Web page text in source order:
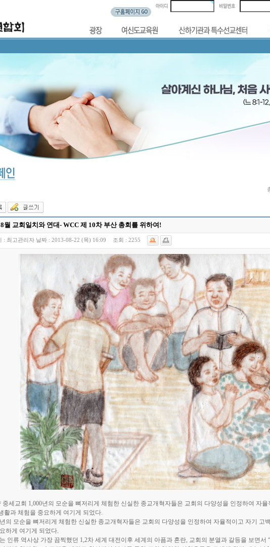
월 교회일치와 연대- WCC 제 10차 부산 총회를 위하여!
: 최고관리자 날짜 : 2013-08-22 (목) 16:09 조회 : 2255
세교회 1,000년의 모순을 뼈저리게 체험한 신실한 종교개혁자들은 교회의 다양성을 인정하여 자
활과 체험을 중요하게 여기게 되었다.
년의 모순을 뼈저리게 체험한 신실한 종교개혁자들은 교회의 다양성을 인정하여 자율적이고 자기 고
하게 여기게 되었다.
는 인류 역사상 가장 끔찍했던 1,2차 세계 대전이후 세계의 아픔과 혼란, 교회의 분열과 갈등을 보면서 “